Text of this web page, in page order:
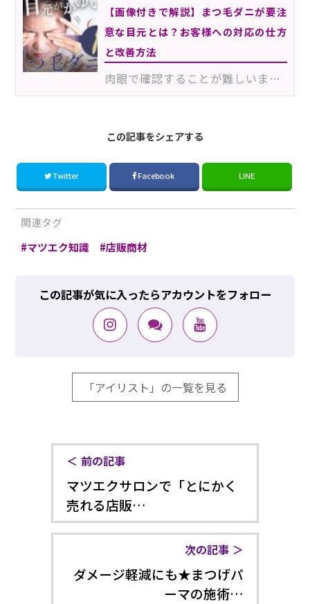
【画像付きで解説】まつ毛ダニが要注
意な目元とは？お客様への対応の仕方
と改善方法
肉眼で確認することが難しいまつ毛ダニ。お客様のまつ毛の状態を見て「これは怪しい……」と気付くためには…
この記事をシェアする
Twitter Facebook LINE
関連タグ
マツエク知識
店販商材
この記事が気に入ったらアカウントをフォロー
「アイリスト」の一覧を見る
前の記事
マツエクサロンで「とにかく
売れる店販…
次の記事
ダメージ軽減にも★まつげパ
ーマの施術…